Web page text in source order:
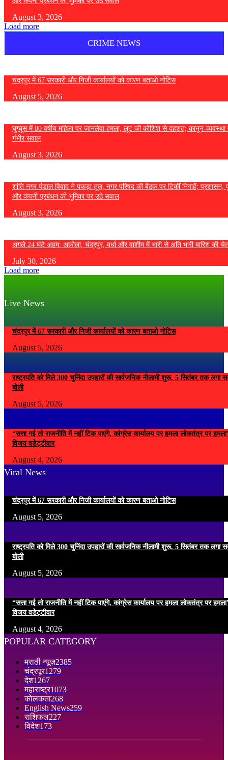
August 3, 2026
Load more
CRIME NEWS
चंद्रपुर में 67 सरकारी और निजी कार्यालयों को कारण बताओ नोटिस
August 5, 2026
घुग्घूस में 80 वर्षीय महिला पर जानलेवा हमला, लूट की कोशिश से दहशत; कानून-व्यवस्था
गंभीर सवाल
August 3, 2026
शांति नगर पंडाल विवाद ने पकड़ा तूल, नगर परिषद की बैठक पर टिकीं निगाहें; प्रशासन,
और कंपनी प्रबंधन की भूमिका पर उठे सवाल
August 3, 2026
अगले 24 घंटे अहम: अकोला, चंद्रपुर, वर्धा और वाशीम में भारी से अति भारी बारिश की
July 30, 2026
Load more
Live News
चंद्रपुर में 67 सरकारी और निजी कार्यालयों को कारण बताओ नोटिस
August 5, 2026
राष्ट्रपति को मिले 300 चुनिंदा उपहारों की सार्वजनिक नीलामी शुरू, 5 सितंबर तक लगा
बोली
August 5, 2026
“सत्ता गई तो राजनीति में नहीं टिक पाएंगे, कांग्रेस कार्यालय पर हमला लोकतंत्र पर
विजय वडेट्टीवार
August 4, 2026
Viral News
चंद्रपुर में 67 सरकारी और निजी कार्यालयों को कारण बताओ नोटिस
August 5, 2026
राष्ट्रपति को मिले 300 चुनिंदा उपहारों की सार्वजनिक नीलामी शुरू, 5 सितंबर तक लगा
बोली
August 5, 2026
“सत्ता गई तो राजनीति में नहीं टिक पाएंगे, कांग्रेस कार्यालय पर हमला लोकतंत्र पर
विजय वडेट्टीवार
August 4, 2026
POPULAR CATEGORY
मराठी न्यूज़2385
चंद्रपूर1279
देश1267
महाराष्ट्र1073
कोलकता268
English News259
राशिफल227
विदेश173